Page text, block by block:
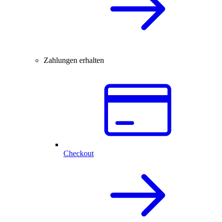
Zahlungen erhalten
Checkout